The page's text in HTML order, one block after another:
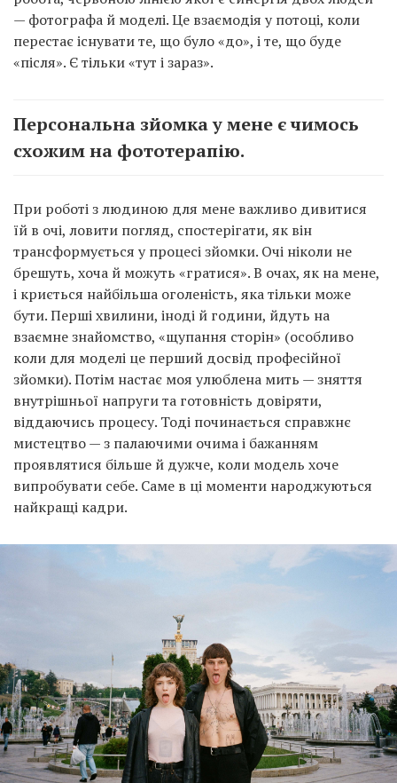
перестає існувати те, що було «до», і те, що буде
«після». Є тільки «тут і зараз».
схожим на фототерапію.
їй в очі, ловити погляд, спостерігати, як він
трансформується у процесі зйомки. Очі ніколи не
брешуть, хоча й можуть «гратися». В очах, як на мене,
і криється найбільша оголеність, яка тільки може
бути. Перші хвилини, іноді й години, йдуть на
взаємне знайомство, «щупання сторін» (особливо
коли для моделі це перший досвід професійної
зйомки). Потім настає моя улюблена мить — зняття
внутрішньої напруги та готовність довіряти,
віддаючись процесу. Тоді починається справжнє
мистецтво — з палаючими очима і бажанням
проявлятися більше й дужче, коли модель хоче
випробувати себе. Саме в ці моменти народжуються
найкращі кадри.